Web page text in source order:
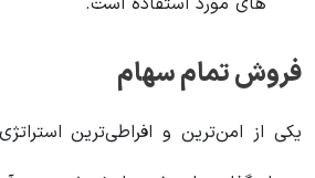
فروش تمام سهام
یکی از امن‌ترین و افراطی‌ترین